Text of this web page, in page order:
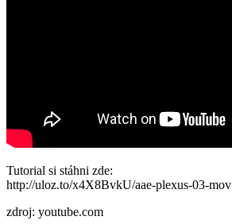
Tutorial si stáhni zde:
http://uloz.to/x4X8BvkU/aae-plexus-03-mov
zdroj: youtube.com